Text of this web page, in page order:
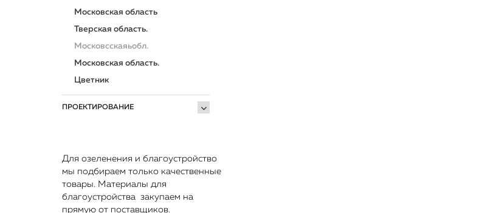
Московская область
Тверская область.
Московсскаяьобл.
Московская область.
Цветник
ПРОЕКТИРОВАНИЕ
Для озеленения и благоустройство
мы подбираем только качественные
товары. Материалы для
благоустройства закупаем на
прямую от поставщиков.